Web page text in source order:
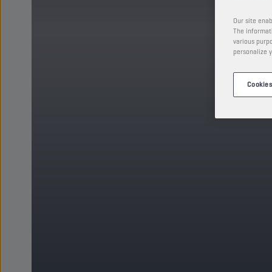
Our site
The
various
personalize